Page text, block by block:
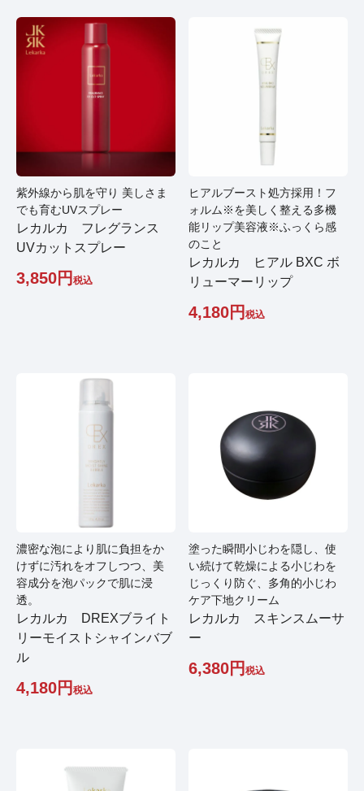
紫外線から肌を守り 美しさま
でも育むUVスプレー
レカルカ フレグランス
UVカットスプレー
3,850 税込
ヒアルブースト処方採用！フ
ォルム※を美しく整える多機
能リップ美容液※ふっくら感
のこと
レカルカ ヒアル BXC ボ
リューマーリップ
4,180 税込
濃密な泡により肌に負担をか
けずに汚れをオフしつつ、美
容成分を泡パックで肌に浸
透。
レカルカ DREXブライト
リーモイストシャインバブ
ル
4,180 税込
塗った瞬間小じわを隠し、使
い続けて乾燥による小じわを
じっくり防ぐ、多角的小じわ
ケア下地クリーム
レカルカ スキンスムーサ
ー
6,380 税込